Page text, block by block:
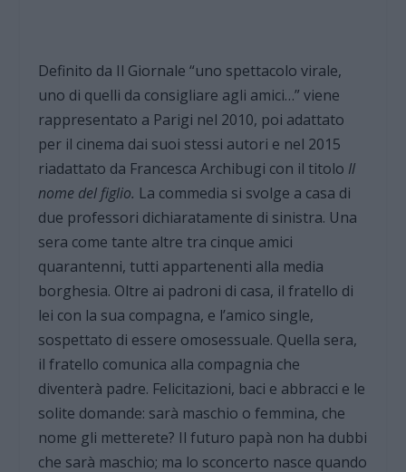
Definito da Il Giornale “uno spettacolo virale,
uno di quelli da consigliare agli amici…” viene
rappresentato a Parigi nel 2010, poi adattato
per il cinema dai suoi stessi autori e nel 2015
riadattato da Francesca Archibugi con il titolo Il
nome del figlio. La commedia si svolge a casa di
due professori dichiaratamente di sinistra. Una
sera come tante altre tra cinque amici
quarantenni, tutti appartenenti alla media
borghesia. Oltre ai padroni di casa, il fratello di
lei con la sua compagna, e l’amico single,
sospettato di essere omosessuale. Quella sera,
il fratello comunica alla compagnia che
diventerà padre. Felicitazioni, baci e abbracci e le
solite domande: sarà maschio o femmina, che
nome gli metterete? Il futuro papà non ha dubbi
che sarà maschio; ma lo sconcerto nasce quando